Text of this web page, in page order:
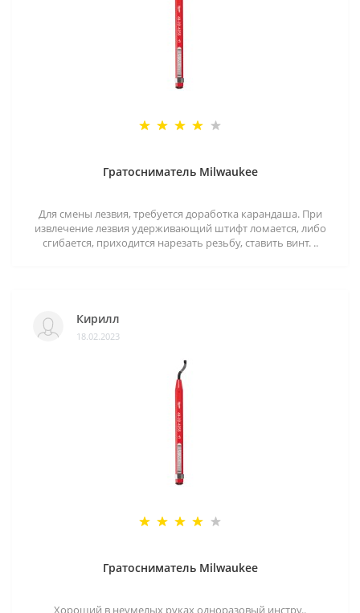
Гратосниматель Milwaukee
Для смены лезвия, требуется доработка карандаша. При
извлечение лезвия удерживающий штифт ломается, либо
сгибается, приходится нарезать резьбу, ставить винт. ..
Кирилл
18.02.2023
Гратосниматель Milwaukee
Хороший в неумелых руках одноразовый инстру..